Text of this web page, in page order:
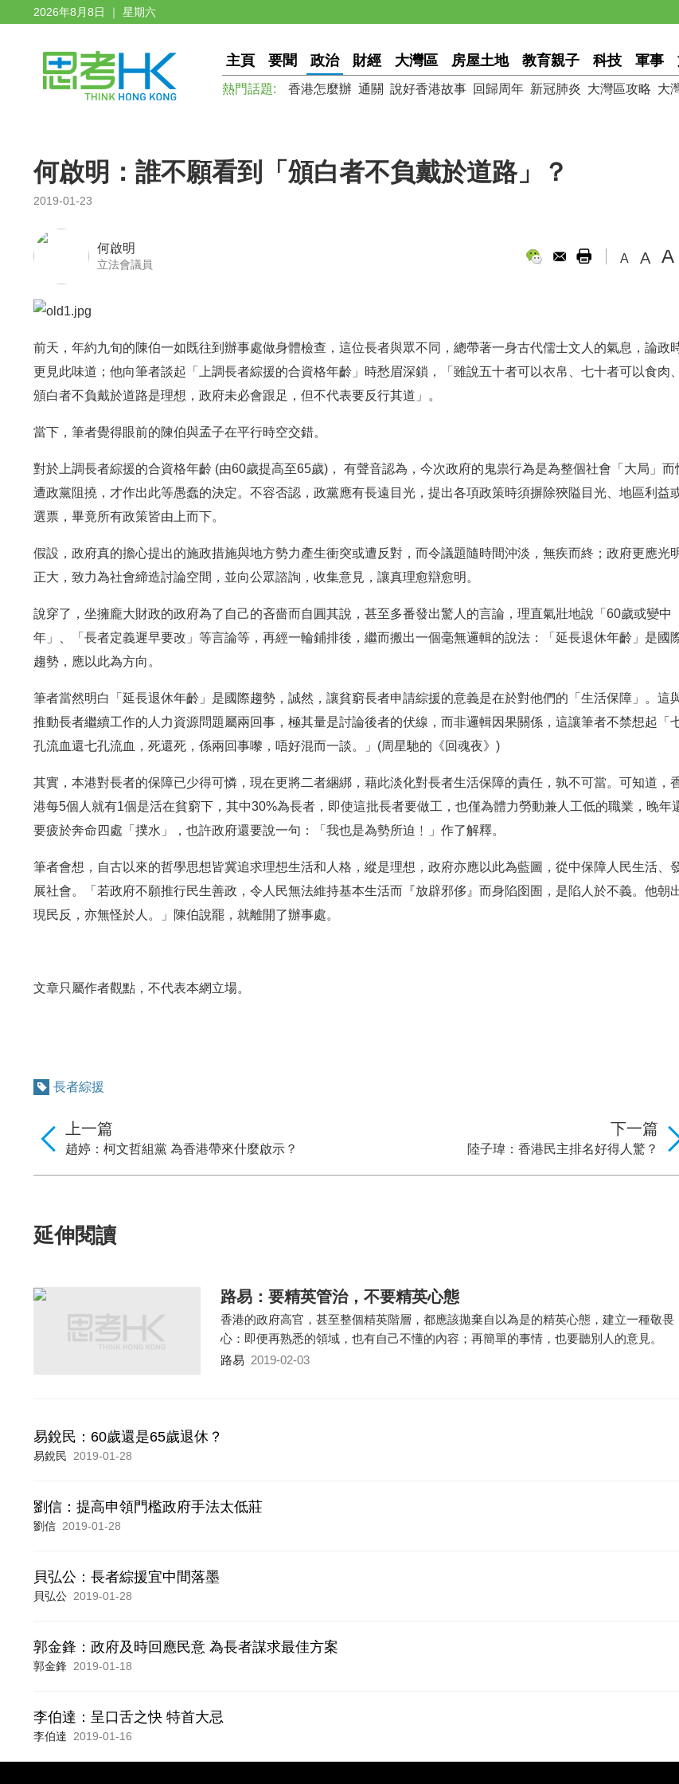
2026年8月8日 ｜ 星期六
主頁 要聞 政治 財經 大灣區 房屋土地 教育親子 科技 軍事
熱門話題: 香港怎麼辦 通關 說好香港故事 回歸周年 新冠肺炎 大灣區攻略 大
何啟明：誰不願看到「頒白者不負戴於道路」？
2019-01-23
何啟明
立法會議員 A A A
前天，年約九旬的陳伯一如既往到辦事處做身體檢查，這位長者與眾不同，總帶著一身古代儒士文人的氣息，論政
更見此味道；他向筆者談起「上調長者綜援的合資格年齡」時愁眉深鎖，「雖說五十者可以衣帛、七十者可以食肉、
頒白者不負戴於道路是理想，政府未必會跟足，但不代表要反行其道」。
當下，筆者覺得眼前的陳伯與孟子在平行時空交錯。
對於上調長者綜援的合資格年齡 (由60歲提高至65歲)， 有聲音認為，今次政府的鬼祟行為是為整個社會「大局」而
遭政黨阻撓，才作出此等愚蠢的決定。不容否認，政黨應有長遠目光，提出各項政策時須摒除狹隘目光、地區利益
選票，畢竟所有政策皆由上而下。
假設，政府真的擔心提出的施政措施與地方勢力產生衝突或遭反對，而令議題隨時間沖淡，無疾而終；政府更應光
正大，致力為社會締造討論空間，並向公眾諮詢，收集意見，讓真理愈辯愈明。
說穿了，坐擁龐大財政的政府為了自己的吝嗇而自圓其說，甚至多番發出驚人的言論，理直氣壯地說「60歲或變中
年」、「長者定義遲早要改」等言論等，再經一輪鋪排後，繼而搬出一個毫無邏輯的說法：「延長退休年齡」是國
趨勢，應以此為方向。
筆者當然明白「延長退休年齡」是國際趨勢，誠然，讓貧窮長者申請綜援的意義是在於對他們的「生活保障」。這
推動長者繼續工作的人力資源問題屬兩回事，極其量是討論後者的伏線，而非邏輯因果關係，這讓筆者不禁想起「
孔流血還七孔流血，死還死，係兩回事嚟，唔好混而一談。」(周星馳的《回魂夜》)
其實，本港對長者的保障已少得可憐，現在更將二者綑綁，藉此淡化對長者生活保障的責任，孰不可當。可知道，
港每5個人就有1個是活在貧窮下，其中30%為長者，即使這批長者要做工，也僅為體力勞動兼人工低的職業，晚年
要疲於奔命四處「撲水」，也許政府還要說一句：「我也是為勢所迫﹗」作了解釋。
筆者會想，自古以來的哲學思想皆冀追求理想生活和人格，縱是理想，政府亦應以此為藍圖，從中保障人民生活、
展社會。「若政府不願推行民生善政，令人民無法維持基本生活而『放辟邪侈』而身陷囹圄，是陷人於不義。他朝
現民反，亦無怪於人。」陳伯說罷，就離開了辦事處。
文章只屬作者觀點，不代表本網立場。
長者綜援
下一篇
陸子瑋：香港民主排名好得人驚？
上一篇
趙婷：柯文哲組黨 為香港帶來什麼啟示？
延伸閱讀
路易：要精英管治，不要精英心態
香港的政府高官，甚至整個精英階層，都應該拋棄自以為是的精英心態，建立一種敬畏
心：即便再熟悉的領域，也有自己不懂的內容；再簡單的事情，也要聽別人的意見。
路易 2019-02-03
易銳民：60歲還是65歲退休？
易銳民 2019-01-28
劉信：提高申領門檻政府手法太低莊
劉信 2019-01-28
貝弘公：長者綜援宜中間落墨
貝弘公 2019-01-28
郭金鋒：政府及時回應民意 為長者謀求最佳方案
郭金鋒 2019-01-18
李伯達：呈口舌之快 特首大忌
李伯達 2019-01-16